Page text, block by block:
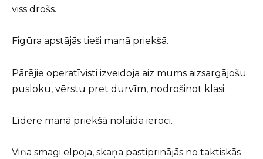
viss drošs.
Figūra apstājās tieši manā priekšā.
Pārējie operatīvisti izveidoja aiz mums aizsargājošu
pusloku, vērstu pret durvīm, nodrošinot klasi.
Līdere manā priekšā nolaida ieroci.
Viņa smagi elpoja, skaņa pastiprinājās no taktiskās